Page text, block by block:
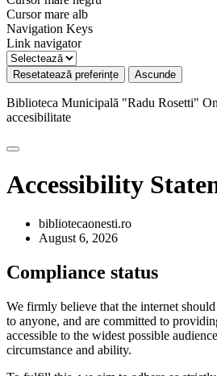
Cursor mare alb
Navigation Keys
Link navigator
Resetatează preferințe Ascunde
Biblioteca Municipală "Radu Rosetti"
accesibilitate
Accessibility
bibliotecaonesti.ro
August 6, 2026
Compliance status
We firmly believe that the internet
to anyone, and are committed to
accessible to the widest possible
circumstance and ability.